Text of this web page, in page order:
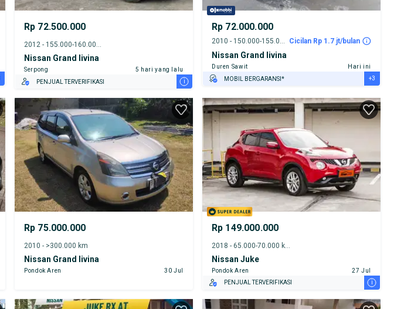
Rp 72.500.000
2012 - 155.000-160.000 km
Nissan Grand livina
Serpong
5 hari yang lalu
PENJUAL TERVERIFIKASI
i
Rp 72.000.000
2010 - 150.000-155.000 km Cicilan Rp 1.7 jt/bulan
Nissan Grand livina
Duren Sawit
Hari ini
MOBIL BERGARANSI*
TEST DRIVE DARI RUMAH
GRATIS BIAYA JASA PERAWATAN*
+3
Rp 75.000.000
2010 - >300.000 km
Nissan Grand livina
Pondok Aren 30 Jul
Rp 149.000.000
2018 - 65.000-70.000 km
Nissan Juke
Pondok Aren
27 Jul
PENJUAL TERVERIFIKASI
i